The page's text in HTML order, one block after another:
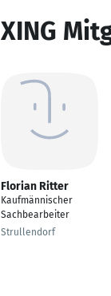
XING
Florian Ritter
Kaufmännischer
Sachbearbeiter
Strullendorf